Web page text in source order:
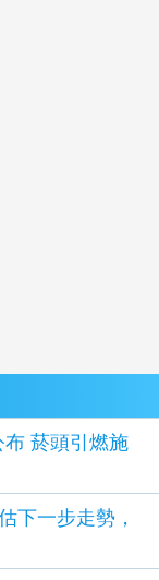
施
下一步走勢，